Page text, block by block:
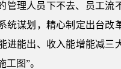
理人员下不去、员工流
谋划，精心制定出台改
能出、收入能增能减三
图”。